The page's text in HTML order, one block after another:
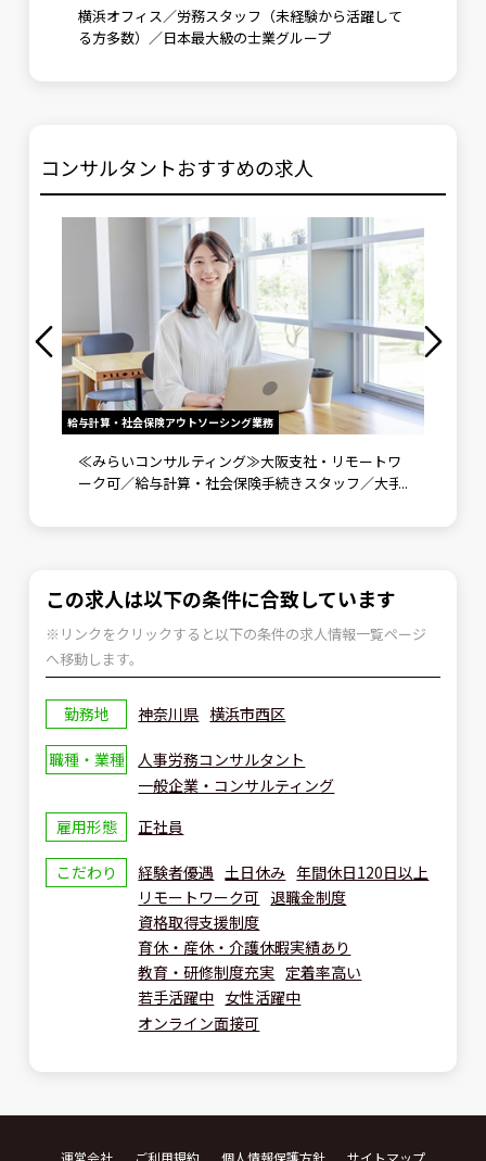
横浜オフィス／労務スタッフ（未経験から活躍して
る方多数）／日本最大級の士業グループ
コンサルタントおすすめの求人
給与計算・社会保険アウトソーシング業務
≪みらいコンサルティング≫大阪支社・リモートワ
ーク可／給与計算・社会保険手続きスタッフ／大手
この求人は以下の条件に合致しています
※リンクをクリックすると以下の条件の求人情報一覧ページ
へ移動します。
勤務地 神奈川県 横浜市西区
職種・業種
人事労務コンサルタント
一般企業・コンサルティング
雇用形態
正社員
こだわり 経験者優遇 土日休み 年間休日120日以上
リモートワーク可 退職金制度
資格取得支援制度
育休・産休・介護休暇実績あり
教育・研修制度充実 定着率高い
若手活躍中 女性活躍中
オンライン面接可
運営会社 ご利用規約 個人情報保護方針 サイトマップ